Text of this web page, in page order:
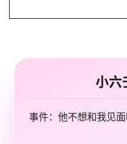
小六
事件：他不想和我见